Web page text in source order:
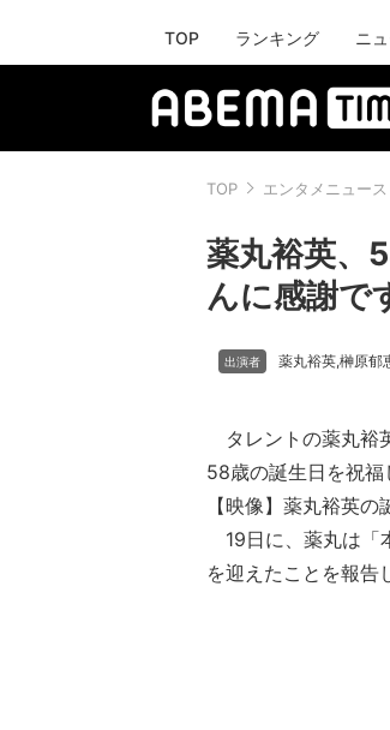
TOP ランキング ニ
TOP エンタメニュース
薬丸裕英、
んに感謝で
薬丸裕英,榊原郁
タレントの薬丸裕
58歳の誕生日を祝福
【映像】薬丸裕英の
19日に、薬丸は「
を迎えたことを報告
20日に更新したブ